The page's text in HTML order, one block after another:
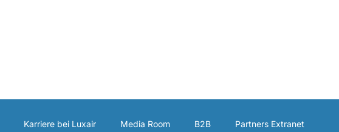
Karriere bei Luxair Media Room B2B Partners Extranet